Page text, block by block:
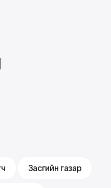
Засгийн газар